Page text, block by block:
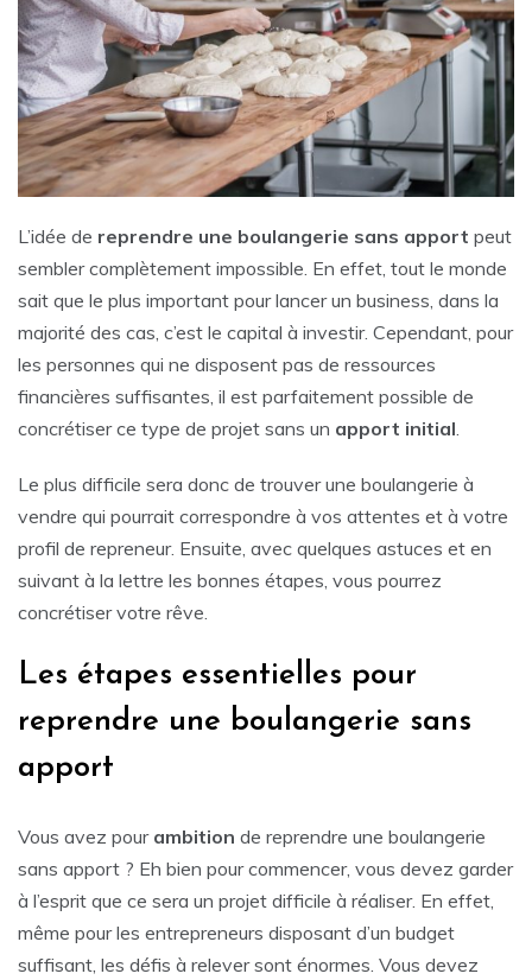
L’idée de reprendre une boulangerie sans apport peut
sembler complètement impossible. En effet, tout le monde
sait que le plus important pour lancer un business, dans la
majorité des cas, c’est le capital à investir. Cependant, pour
les personnes qui ne disposent pas de ressources
financières suffisantes, il est parfaitement possible de
concrétiser ce type de projet sans un apport initial.
Le plus difficile sera donc de trouver une boulangerie à
vendre qui pourrait correspondre à vos attentes et à votre
profil de repreneur. Ensuite, avec quelques astuces et en
suivant à la lettre les bonnes étapes, vous pourrez
concrétiser votre rêve.
Les étapes essentielles pour
reprendre une boulangerie sans
apport
Vous avez pour ambition de reprendre une boulangerie
sans apport ? Eh bien pour commencer, vous devez garder
à l’esprit que ce sera un projet difficile à réaliser. En effet,
même pour les entrepreneurs disposant d’un budget
suffisant, les défis à relever sont énormes. Vous devez